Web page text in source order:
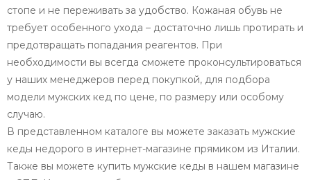
стопе и не переживать за удобство. Кожаная обувь не
требует особенного ухода – достаточно лишь протирать и
предотвращать попадания реагентов. При
необходимости вы всегда сможете проконсультироваться
у наших менеджеров перед покупкой, для подбора
модели мужских кед по цене, по размеру или особому
случаю.
В представленном каталоге вы можете заказать мужские
кеды недорого в интернет-магазине прямиком из Италии.
Также вы можете купить мужские кеды в нашем магазине